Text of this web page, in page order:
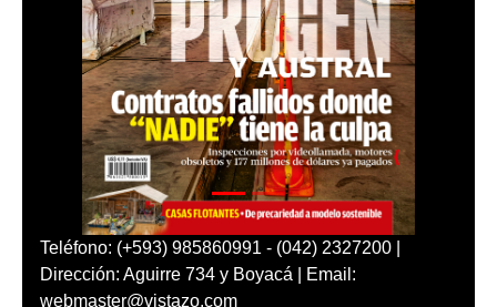
Teléfono: (+593) 985860991 - (042) 2327200 |
Dirección: Aguirre 734 y Boyacá | Email:
webmaster@vistazo.com